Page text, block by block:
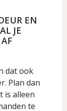
EN
JE
dat ook
Plan dan
is alleen
te